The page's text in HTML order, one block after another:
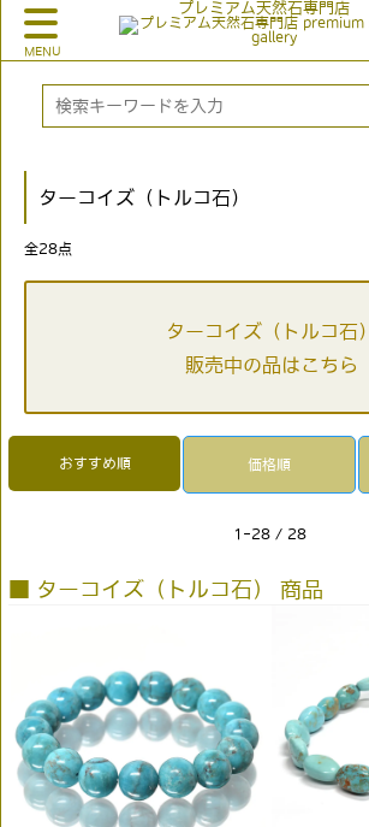
プレミアム天然石専門店
ターコイズ（トルコ石）
全28点
ターコイズ（トルコ石）
販売中の品はこちら
おすすめ順 価格順
1-28 / 28
■ ターコイズ（トルコ石） 商品